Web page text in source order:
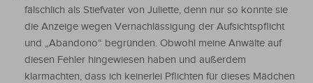
fälschlich als Stiefvater von Juliette, denn nur so konnte sie
die Anzeige wegen Vernachlässigung der Aufsichtspflicht
und „Abandono“ begründen. Obwohl meine Anwälte auf
diesen Fehler hingewiesen haben und außerdem
klarmachten, dass ich keinerlei Pflichten für dieses Mädchen